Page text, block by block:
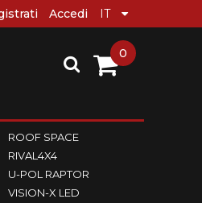
Accedi
ROOF SPACE
RIVAL4X4
U-POL RAPTOR
VISION-X LED
0